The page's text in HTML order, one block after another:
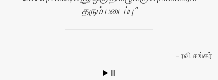
தரும் படைப்பு
ரவி சங்கர்